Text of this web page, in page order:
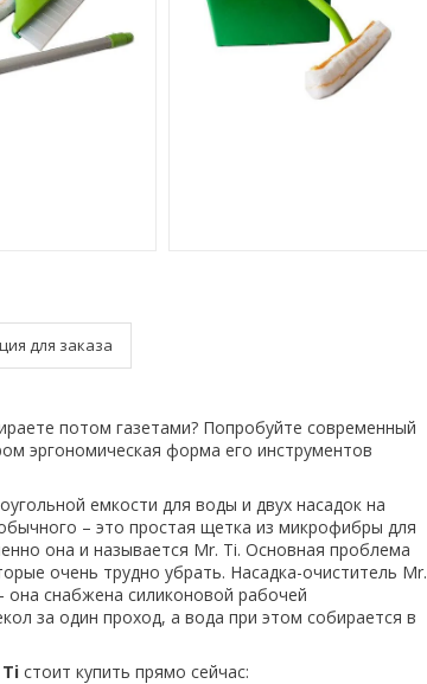
для заказа
потом газетами? Попробуйте современный
эргономическая форма его инструментов
емкости для воды и двух насадок на
– это простая щетка из микрофибры для
она и называется Mr. Ti. Основная проблема
очень трудно убрать. Насадка-очиститель Mr.
она снабжена силиконовой рабочей
за один проход, а вода при этом собирается в
стоит купить прямо сейчас: